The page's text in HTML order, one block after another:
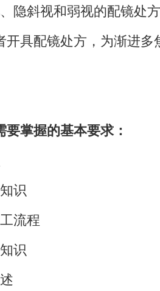
斜视和弱视的配镜处
开具配镜处方，为渐进多
掌握的基本要求：
识
流程
识